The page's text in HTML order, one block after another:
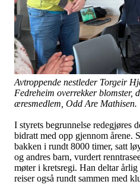
Avtroppende nestleder Torgeir
Fedreheim overrekker
æresmedlem, Odd Are Mathisen.
I styrets begrunnelse redegjøres
bidratt med opp gjennom årene.
bakken i rundt 8000 timer, satt
og andres barn, vurdert
møter i kretsregi. Han deltar
reiser også rundt sammen med